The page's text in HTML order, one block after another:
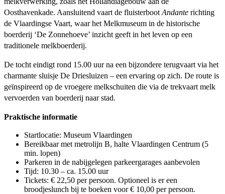
Oosthavenkade. Aansluitend vaart de fluisterboot Andante richting
de Vlaardingse Vaart, waar het Melkmuseum in de historische
boerderij ‘De Zonnehoeve’ inzicht geeft in het leven op een
traditionele melkboerderij.
De tocht eindigt rond 15.00 uur na een bijzondere terugvaart via het
charmante sluisje De Driesluizen – een ervaring op zich. De route is
geïnspireerd op de vroegere melkschuiten die via de trekvaart melk
vervoerden van boerderij naar stad.
Praktische informatie
Startlocatie: Museum Vlaardingen
Bereikbaar met metrolijn B, halte Vlaardingen Centrum (5
min. lopen)
Parkeren in de nabijgelegen parkeergarages aanbevolen
Tijd: 10.30 – ca. 15.00 uur
Tickets: € 22,50 per persoon. Optioneel is er een
broodjeslunch bij te boeken voor € 10,00 per persoon.